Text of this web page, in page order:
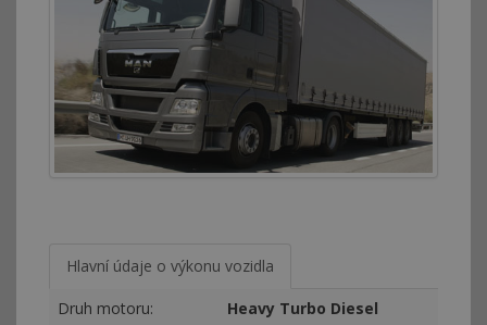
Hlavní údaje o výkonu vozidla
Druh motoru:
Heavy Turbo Diesel